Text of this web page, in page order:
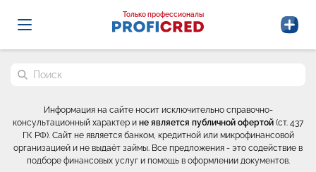
Probrokery - Только профессионалы
Только профессионалы
Поиск по сайту
Информация на сайте носит исключительно справочно-
консультационный характер и не является публичной офертой (ст. 437
ГК РФ). Сайт не является банком, кредитной или микрофинансовой
организацией и не выдаёт займы. Все предложения - это содействие в
подборе финансовых услуг и помощь в оформлении документов.